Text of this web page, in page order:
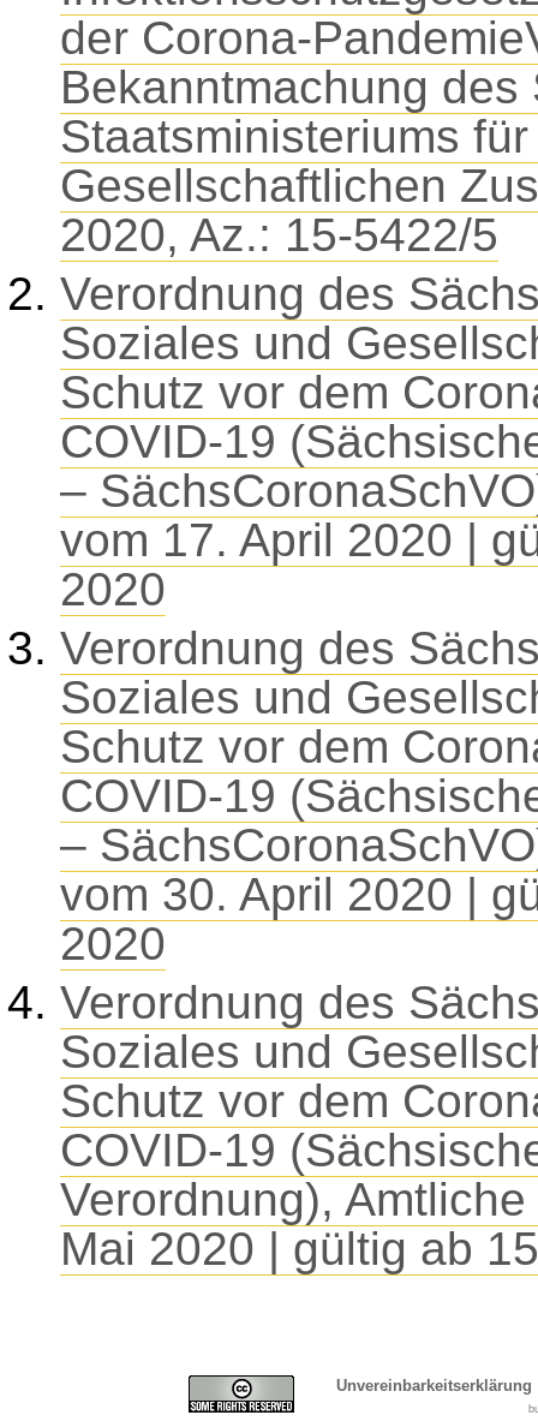
der Corona-
Bekanntmachung des
Staatsministeriums
Gesellschaftlichen
2020, Az.: 15-5422/5
Verordnung des
Soziales und
Schutz vor dem
COVID-19
–
vom 17. April 2020 |
2020
Verordnung des
Soziales und
Schutz vor dem
COVID-19
–
vom 30. April 2020 |
2020
Verordnung des
Soziales und
Schutz vor dem
COVID-19
Verordnung),
Mai 2020 | gültig ab
Unvereinbarkeitserklärung